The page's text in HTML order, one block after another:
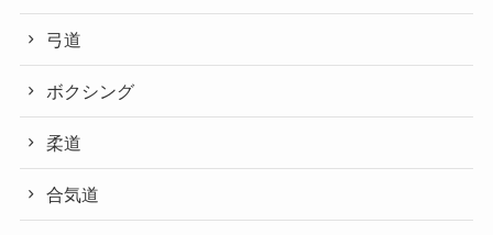
弓道
ボクシング
柔道
合気道